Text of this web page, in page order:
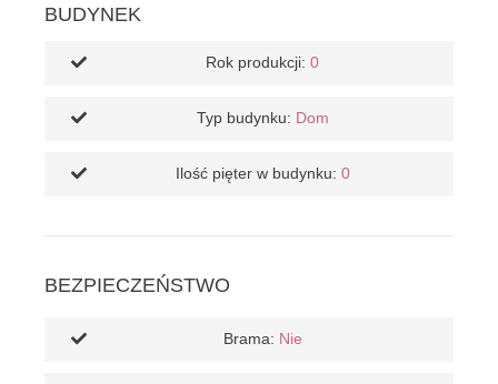
BUDYNEK
Rok produkcji: 0
Typ budynku: Dom
Ilość pięter w budynku: 0
BEZPIECZEŃSTWO
Brama: Nie